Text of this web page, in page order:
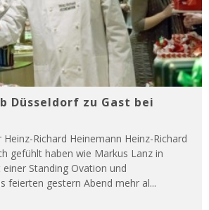
Düsseldorf zu Gast bei
Richard Heinemann Heinz-Richard
gefühlt haben wie Markus Lanz in
Standing Ovation und
feierten gestern Abend mehr al...